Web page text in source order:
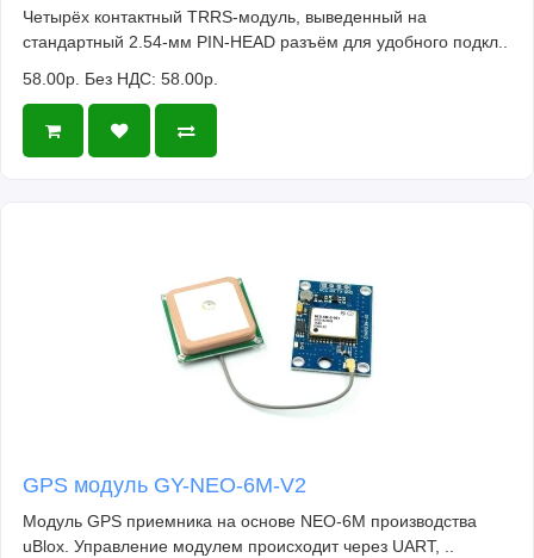
Четырёх контактный TRRS-модуль, выведенный на
стандартный 2.54-мм PIN-HEAD разъём для удобного подкл..
58.00р. Без НДС: 58.00р.
GPS модуль GY-NEO-6M-V2
Модуль GPS приемника на основе NEO-6M производства
uBlox. Управление модулем происходит через UART, ..